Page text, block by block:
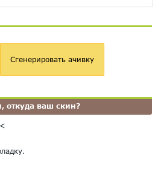
Сгенерировать ачивку
откуда ваш скин?